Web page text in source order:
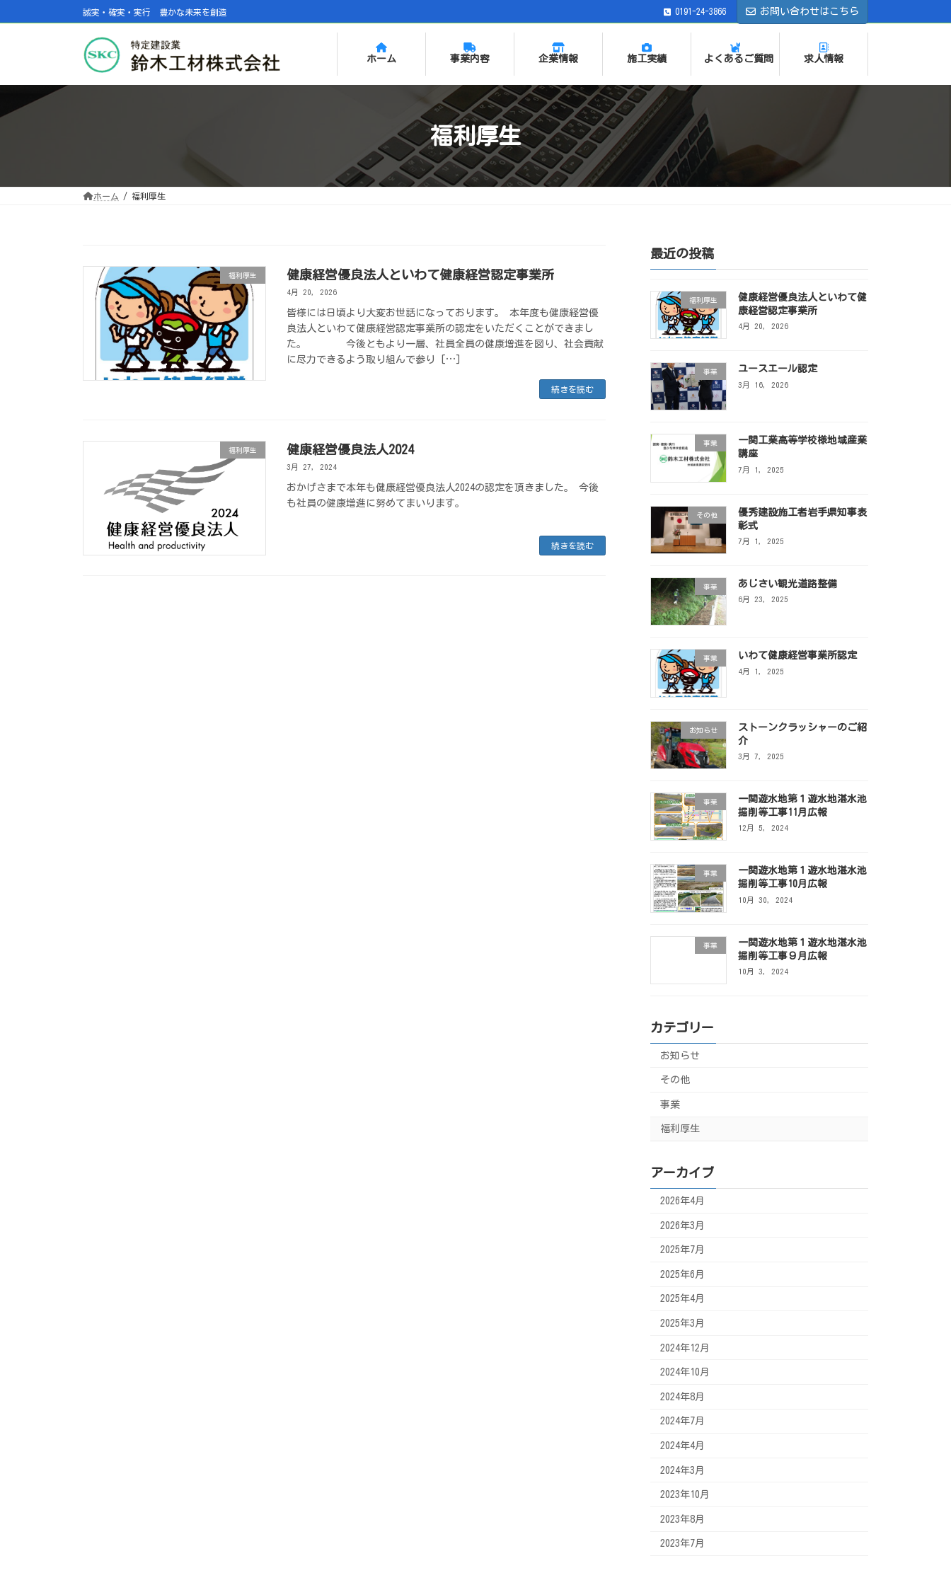
キ
に
誠実・確実・実行 豊かな未来を創造 0191-24-3866 お問い合わせはこちら
ホーム 事業内容 企業情報 施工実績 よくあるご質問 求人情報
福利厚生
ホーム 福利厚生
福利厚生 健康経営優良法人といわて健康経営認定事業所
4月 20, 2026
皆様には日頃より大変お世話になっております。 本年度も健康経営優
良法人といわて健康経営認定事業所の認定をいただくことができまし
た。 今後ともより一層、社員全員の健康増進を図り、社会貢献
に尽力できるよう取り組んで参り […]
続きを読む
福利厚生 健康経営優良法人2024
3月 27, 2024
おかげさまで本年も健康経営優良法人2024の認定を頂きました。 今後
も社員の健康増進に努めてまいります。
続きを読む
最近の投稿
福利厚生
健康経営優良法人といわて健
康経営認定事業所
4月 20, 2026
事業 ユースエール認定
3月 16, 2026
事業
一関工業高等学校様地域産業
講座
7月 1, 2025
その他
優秀建設施工者岩手県知事表
彰式
7月 1, 2025
事業 あじさい観光道路整備
6月 23, 2025
事業 いわて健康経営事業所認定
4月 1, 2025
お知らせ
ストーンクラッシャーのご紹
介
3月 7, 2025
事業
一関遊水地第１遊水地湛水池
掘削等工事11月広報
12月 5, 2024
事業
一関遊水地第１遊水地湛水池
掘削等工事10月広報
10月 30, 2024
事業
一関遊水地第１遊水地湛水池
掘削等工事９月広報
10月 3, 2024
カテゴリー
お知らせ
その他
事業
福利厚生
アーカイブ
2026年4月
2026年3月
2025年7月
2025年6月
2025年4月
2025年3月
2024年12月
2024年10月
2024年8月
2024年7月
2024年4月
2024年3月
2023年10月
2023年8月
2023年7月